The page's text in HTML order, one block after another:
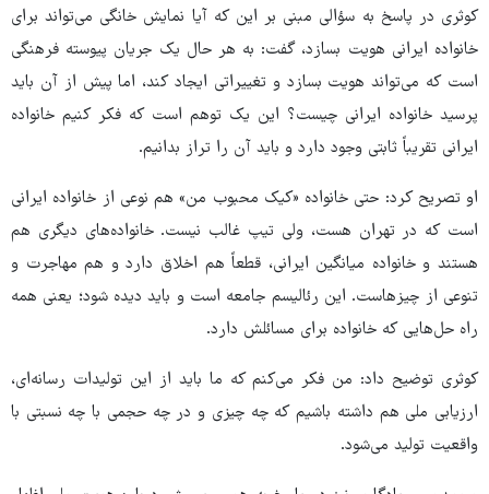
کوثری در پاسخ به سؤالی مبنی بر این که آیا نمایش خانگی می‌تواند برای
خانواده ایرانی هویت بسازد، گفت: به هر حال یک جریان پیوسته فرهنگی
است که می‌تواند هویت بسازد و تغییراتی ایجاد کند، اما پیش از آن باید
پرسید خانواده ایرانی چیست؟ این یک توهم است که فکر کنیم خانواده
ایرانی تقریباً ثابتی وجود دارد و باید آن را تراز بدانیم.
او تصریح کرد: حتی خانواده «کیک محبوب من» هم نوعی از خانواده ایرانی
است که در تهران هست، ولی تیپ غالب نیست. خانواده‌های دیگری هم
هستند و خانواده میانگین ایرانی، قطعاً هم اخلاق دارد و هم مهاجرت و
تنوعی از چیزهاست. این رئالیسم جامعه است و باید دیده شود؛ یعنی همه
راه‌ حل‌هایی که خانواده برای مسائلش دارد.
کوثری توضیح داد: من فکر می‌کنم که ما باید از این تولیدات رسانه‌ای،
ارزیابی ملی هم داشته باشیم که چه چیزی و در چه حجمی با چه نسبتی با
واقعیت تولید می‌شود.